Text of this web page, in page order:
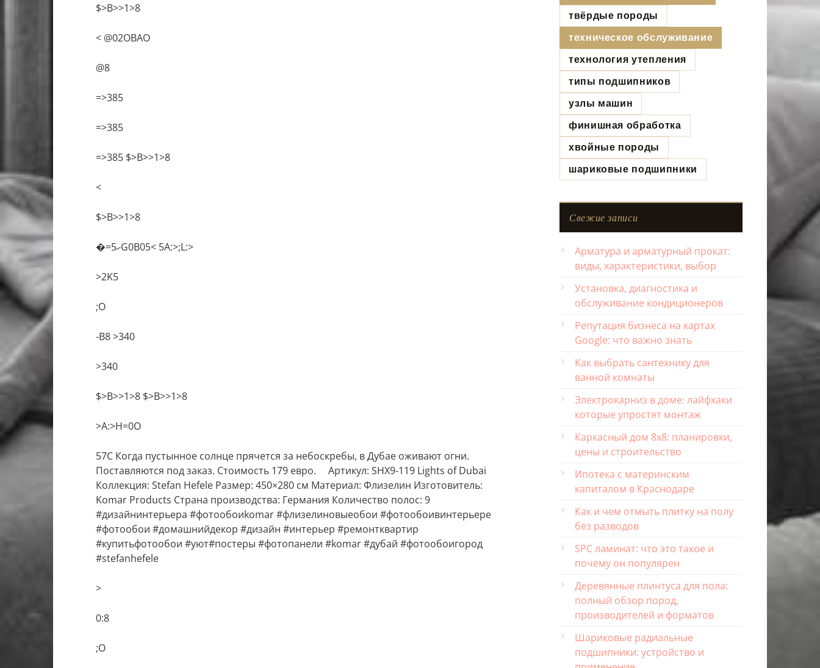
$>B>>1>8
< @02OBAO
@8
=>385
=>385
=>385 $>B>>1>8
<
$>B>>1>8
�=ހ5G0B05< 5A:>;L:>
>2K5
;O
-B8 >340
>340
$>B>>1>8 $>B>>1>8
>A:>H=0O
57C Когда пустынное солнце прячется за небоскребы, в Дубае оживают огни.
Поставляются под заказ. Стоимость 179 евро. ⠀ Артикул: SHX9-119 Lights of Dubai
Коллекция: Stefan Hefele Размер: 450×280 см Материал: Флизелин Изготовитель:
Komar Products Страна производства: Германия Количество полос: 9 ⠀ ⠀
#дизайнинтерьера #фотообоиkomar #флизелиновыеобои #фотообоивинтерьере
#фотообои #домашнийдекор #дизайн #интерьер #ремонтквартир
#купитьфотообои #уют#постеры #фотопанели #komar #дубай #фотообоигород
#stefanhefele
>
0:8
;O
твёрдые породы
техническое обслуживание
технология утепления
типы подшипников
узлы машин
финишная обработка
хвойные породы
шариковые подшипники
Свежие записи
Арматура и арматурный прокат:
виды, характеристики, выбор
Установка, диагностика и
обслуживание кондиционеров
Репутация бизнеса на картах
Google: что важно знать
Как выбрать сантехнику для
ванной комнаты
Электрокарниз в доме: лайфхаки
которые упростят монтаж
Каркасный дом 8х8: планировки,
цены и строительство
Ипотека с материнским
капиталом в Краснодаре
Как и чем отмыть плитку на полу
без разводов
SPC ламинат: что это такое и
почему он популярен
Деревянные плинтуса для пола:
полный обзор пород,
производителей и форматов
Шариковые радиальные
подшипники: устройство и